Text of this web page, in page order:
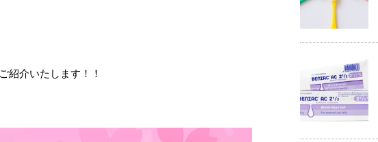
紹介いたします！！